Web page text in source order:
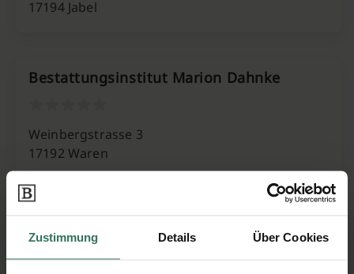
Zustimmung Details Über Cookies
17194 Jabel
Bestattungsinstitut Marion Dahnke
Weinbergstrasse 3
17192 Waren